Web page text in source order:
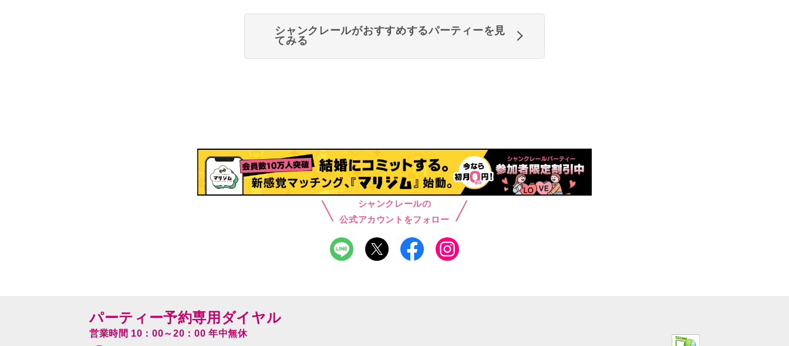
シャンクレールがおすすめするパーティーを見
てみる
シャンクレールの
公式アカウントをフォロー
パーティー予約専用ダイヤル
営業時間 10：00～20：00 年中無休